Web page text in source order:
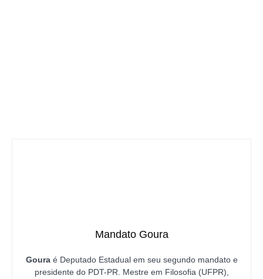
Mandato Goura
Gouraé Deputado Estadual em seu segundo mandato e
presidente do PDT-PR. Mestre em Filosofia (UFPR),